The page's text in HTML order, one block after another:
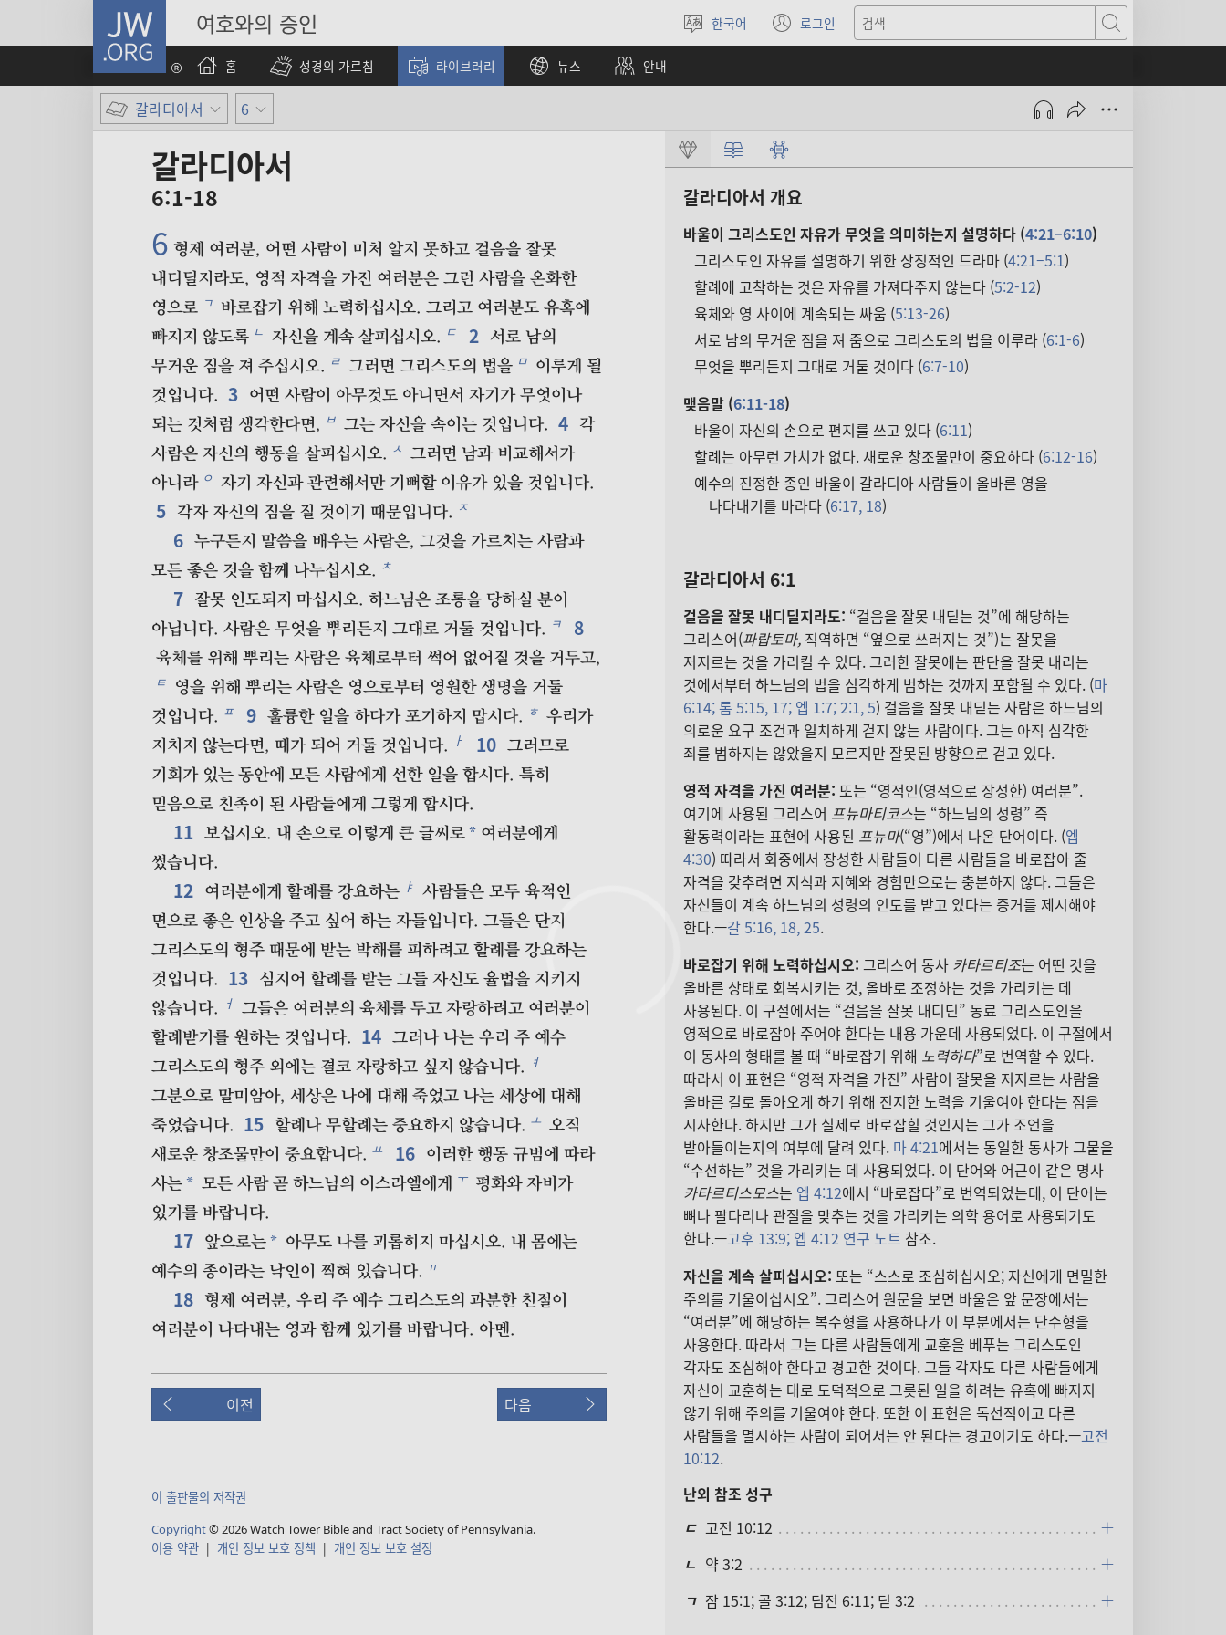
JW.ORG 여호와의 증인
언어
선택
한국어 로그인
(새로운
창
검색
홈
성경의 가르침 라이브러리 뉴스 안내
갈라디아서 6
갈라디아서
6:1-18
6 형제 여러분, 어떤 사람이 미처 알지 못하고 걸음을 잘못
내디딜지라도, 영적 자격을 가진 여러분은 그런 사람을 온화한
영으로 ㄱ 바로잡기 위해 노력하십시오. 그리고 여러분도 유혹에
빠지지 않도록 ㄴ 자신을 계속 살피십시오. ㄷ 2 서로 남의
무거운 짐을 져 주십시오. ㄹ 그러면 그리스도의 법을 ㅁ 이루게 될
것입니다. 3
어떤 사람이 아무것도 아니면서 자기가 무엇이나
되는 것처럼 생각한다면, ㅂ 그는 자신을 속이는 것입니다. 4
각
사람은 자신의 행동을 살피십시오. ㅅ 그러면 남과 비교해서가
아니라 ㅇ 자기 자신과 관련해서만 기뻐할 이유가 있을 것입니다.
5 각자 자신의 짐을 질 것이기 때문입니다. ㅈ
6 누구든지 말씀을 배우는 사람은, 그것을 가르치는 사람과
모든 좋은 것을 함께 나누십시오. ㅊ
7
잘못 인도되지 마십시오. 하느님은 조롱을 당하실 분이
아닙니다. 사람은 무엇을 뿌리든지 그대로 거둘 것입니다. ㅋ 8
육체를 위해 뿌리는 사람은 육체로부터 썩어 없어질 것을 거두고,
ㅌ 영을 위해 뿌리는 사람은 영으로부터 영원한 생명을 거둘
것입니다. ㅍ 9 훌륭한 일을 하다가 포기하지 맙시다. ㅎ 우리가
지치지 않는다면, 때가 되어 거둘 것입니다. ㅏ 10 그러므로
기회가 있는 동안에 모든 사람에게 선한 일을 합시다. 특히
믿음으로 친족이 된 사람들에게 그렇게 합시다.
11 보십시오. 내 손으로 이렇게 큰 글씨로*여러분에게
썼습니다.
12 여러분에게 할례를 강요하는 ㅑ 사람들은 모두 육적인
면으로 좋은 인상을 주고 싶어 하는 자들입니다. 그들은 단지
그리스도의 형주 때문에 받는 박해를 피하려고 할례를 강요하는
것입니다.
13
심지어 할례를 받는 그들 자신도 율법을 지키지
않습니다. ㅓ 그들은 여러분의 육체를 두고 자랑하려고 여러분이
할례받기를 원하는 것입니다.
14 그러나 나는 우리 주 예수
그리스도의 형주 외에는 결코 자랑하고 싶지 않습니다. ㅕ
그분으로 말미암아, 세상은 나에 대해 죽었고 나는 세상에 대해
죽었습니다.
15 할례나 무할례는 중요하지 않습니다. ㅗ 오직
새로운 창조물만이 중요합니다. ㅛ 16
이러한 행동 규범에 따라
사는* 모든 사람 곧 하느님의 이스라엘에게 ㅜ 평화와 자비가
있기를 바랍니다.
17 앞으로는* 아무도 나를 괴롭히지 마십시오. 내 몸에는
예수의 종이라는 낙인이 찍혀 있습니다. ㅠ
18 형제 여러분, 우리 주 예수 그리스도의 과분한 친절이
여러분이 나타내는 영과 함께 있기를 바랍니다. 아멘.
이전 다음
이 출판물의 저작권
Copyright© 2026Watch Tower Bible and Tract Society of Pennsylvania.
이용 약관 | 개인 정보 보호 정책 | 개인 정보 보호 설정
갈라디아서 개요
바울이 그리스도인 자유가 무엇을 의미하는지 설명하다 (4:21–6:10)
그리스도인 자유를 설명하기 위한 상징적인 드라마 (4:21–5:1)
할례에 고착하는 것은 자유를 가져다주지 않는다 (5:2-12)
육체와 영 사이에 계속되는 싸움 (5:13-26)
서로 남의 무거운 짐을 져 줌으로 그리스도의 법을 이루라 (6:1-6)
무엇을 뿌리든지 그대로 거둘 것이다 (6:7-10)
맺음말 (6:11-18)
바울이 자신의 손으로 편지를 쓰고 있다 (6:11)
할례는 아무런 가치가 없다. 새로운 창조물만이 중요하다 (6:12-16)
예수의 진정한 종인 바울이 갈라디아 사람들이 올바른 영을
나타내기를 바라다 (6:17, 18)
갈라디아서 6:1
걸음을 잘못 내디딜지라도: “걸음을 잘못 내딛는 것”에 해당하는
그리스어(파랍토마, 직역하면 “옆으로 쓰러지는 것”)는 잘못을
저지르는 것을 가리킬 수 있다. 그러한 잘못에는 판단을 잘못 내리는
것에서부터 하느님의 법을 심각하게 범하는 것까지 포함될 수 있다. (마
6:14;롬 5:15, 17; 엡 1:7; 2:1,5) 걸음을 잘못 내딛는 사람은 하느님의
의로운 요구 조건과 일치하게 걷지 않는 사람이다. 그는 아직 심각한
죄를 범하지는 않았을지 모르지만 잘못된 방향으로 걷고 있다.
영적 자격을 가진 여러분: 또는 “영적인(영적으로 장성한) 여러분”.
여기에 사용된 그리스어 프뉴마티코스는 “하느님의 성령” 즉
활동력이라는 표현에 사용된 프뉴마(“영”)에서 나온 단어이다. (엡
4:30) 따라서 회중에서 장성한 사람들이 다른 사람들을 바로잡아 줄
자격을 갖추려면 지식과 지혜와 경험만으로는 충분하지 않다. 그들은
자신들이 계속 하느님의 성령의 인도를 받고 있다는 증거를 제시해야
한다.—갈 5:16, 18, 25.
바로잡기 위해 노력하십시오: 그리스어 동사 카타르티조는 어떤 것을
올바른 상태로 회복시키는 것, 올바로 조정하는 것을 가리키는 데
사용된다. 이 구절에서는 “걸음을 잘못 내디딘” 동료 그리스도인을
영적으로 바로잡아 주어야 한다는 내용 가운데 사용되었다. 이 구절에서
이 동사의 형태를 볼 때 “바로잡기 위해 노력하다”로 번역할 수 있다.
따라서 이 표현은 “영적 자격을 가진” 사람이 잘못을 저지르는 사람을
올바른 길로 돌아오게 하기 위해 진지한 노력을 기울여야 한다는 점을
시사한다. 하지만 그가 실제로 바로잡힐 것인지는 그가 조언을
받아들이는지의 여부에 달려 있다. 마 4:21에서는 동일한 동사가 그물을
“수선하는” 것을 가리키는 데 사용되었다. 이 단어와 어근이 같은 명사
카타르티스모스는 엡 4:12에서 “바로잡다”로 번역되었는데, 이 단어는
뼈나 팔다리나 관절을 맞추는 것을 가리키는 의학 용어로 사용되기도
한다.—고후 13:9; 엡 4:12 연구 노트 참조.
자신을 계속 살피십시오: 또는 “스스로 조심하십시오; 자신에게 면밀한
주의를 기울이십시오”. 그리스어 원문을 보면 바울은 앞 문장에서는
“여러분”에 해당하는 복수형을 사용하다가 이 부분에서는 단수형을
사용한다. 따라서 그는 다른 사람들에게 교훈을 베푸는 그리스도인
각자도 조심해야 한다고 경고한 것이다. 그들 각자도 다른 사람들에게
자신이 교훈하는 대로 도덕적으로 그릇된 일을 하려는 유혹에 빠지지
않기 위해 주의를 기울여야 한다. 또한 이 표현은 독선적이고 다른
사람들을 멸시하는 사람이 되어서는 안 된다는 경고이기도 하다.—고전
10:12.
난외 참조 성구
ㄷ 고전 10:12
ㄴ 약 3:2
ㄱ 잠 15:1; 골 3:12; 딤전 6:11; 딛 3:2